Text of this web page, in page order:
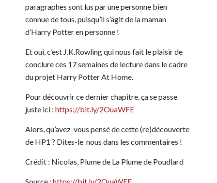
paragraphes sont lus par une personne bien
connue de tous, puisqu’il s’agit de la maman
d’Harry Potter en personne !
Et oui, c’est J.K.Rowling qui nous fait le plaisir de
conclure ces 17 semaines de lecture dans le cadre
du projet Harry Potter At Home.
Pour découvrir ce dernier chapitre, ça se passe
juste ici : https://bit.ly/2OuaWFE
Alors, qu’avez-vous pensé de cette (re)découverte
de HP1 ? Dites-le nous dans les commentaires !
Crédit : Nicolas, Plume de La Plume de Poudlard